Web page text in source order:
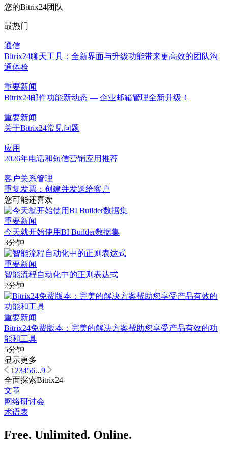
您的Bitrix24团队
最热门
通信
Bitrix24聊天工具：全新界面与升级功能带来更高效的团队沟
通体验
重要新闻
Bitrix24邮件功能新动态 — 企业邮箱管理全新升级！
重要新闻
关于Bitrix24常见问题
应用
2026年电话和短信营销应用推荐
客户关系管理
重复发票：创建并发送给客户
您可能还喜欢
重要新闻
今天就开始使用BI Builder数据集
3分钟
重要新闻
智能流程自动化中的正则表达式
2分钟
重要新闻
Bitrix24免费版本：完美的解决方案帮助您享受产品有效的功
能和工具
5分钟
显示更多
123456...9
全面探索Bitrix24
文章
网络研讨会
术语表
Free. Unlimited. Online.